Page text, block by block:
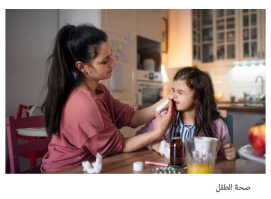
صحة الطفل